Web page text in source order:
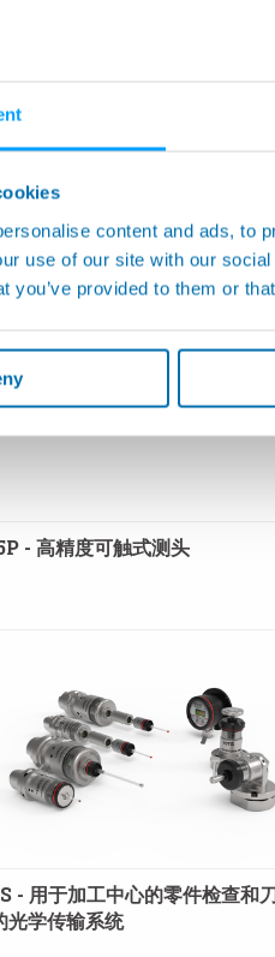
content and ads, to
use of our site with our
you’ve provided to them or
- 机床手动切换刀具探测系统
- 高精度可触式测头
- 用于加工中心的零件检查和
光学传输系统